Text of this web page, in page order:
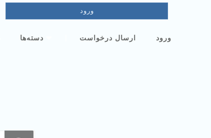
دسته‌ها ارسال درخواست ورود
ورود